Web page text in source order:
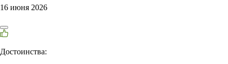
16 июня 2026
Достоинства: